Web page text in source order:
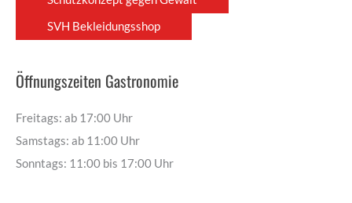
SVH Bekleidungsshop
Öffnungszeiten Gastronomie
Freitags: ab 17:00 Uhr
Samstags: ab 11:00 Uhr
Sonntags: 11:00 bis 17:00 Uhr